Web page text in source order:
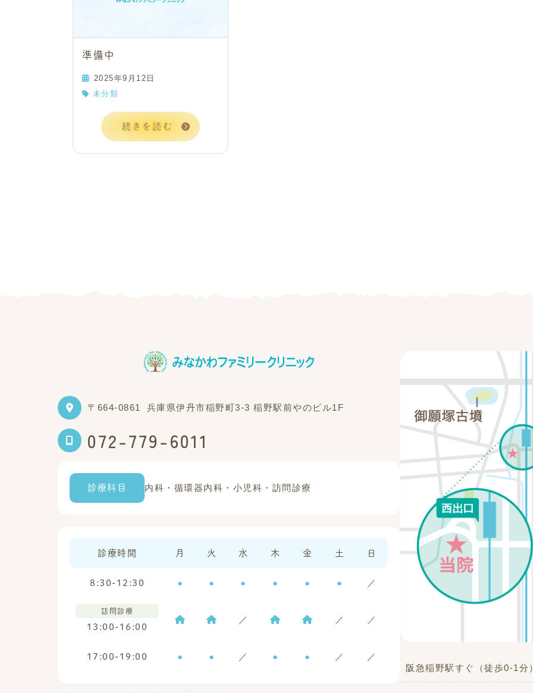
準備中
2025年9月12日
未分類
続きを読む
〒664-0861 兵庫県伊丹市稲野町3-3 稲野駅前やのビル1F
072-779-6011
診療科目 内科・循環器内科・小児科・訪問診療
診療時間 月 火 水 木 金 土 日
8:30-12:30 ● ● ● ● ● ● ／
訪問診療
13:00-16:00
／ ／ ／
17:00-19:00 ● ● ／ ● ● ／ ／
阪急稲野駅すぐ（徒歩0-1分